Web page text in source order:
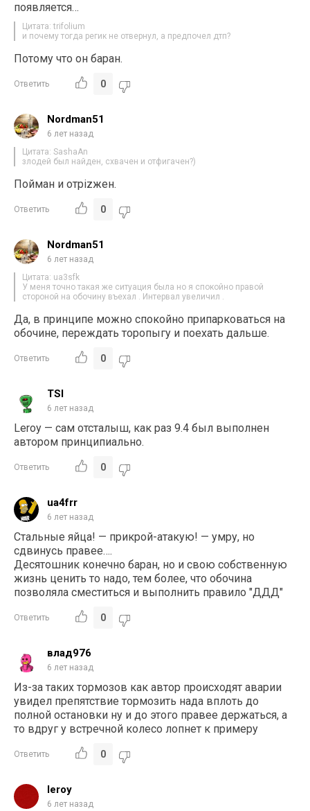
появляется…
Цитата: trifolium
и почему тогда регик не отвернул, а предпочел дтп?
Потому что он баран.
Ответить 0
Nordman51
6 лет назад
Цитата: SashaAn
злодей был найден, схвачен и отфигачен?)
Пойман и отpizжен.
Ответить 0
Nordman51
6 лет назад
Цитата: ua3sfk
У меня точно такая же ситуация была но я спокойно правой
стороной на обочину въехал . Интервал увеличил .
Да, в принципе можно спокойно припарковаться на
обочине, переждать торопыгу и поехать дальше.
Ответить 0
TSI
6 лет назад
Leroy — сам отсталыш, как раз 9.4 был выполнен
автором принципиально.
Ответить 0
ua4frr
6 лет назад
Стальные яйца! — прикрой-атакую! — умру, но
сдвинусь правее….
Десятошник конечно баран, но и свою собственную
жизнь ценить то надо, тем более, что обочина
позволяла сместиться и выполнить правило "ДДД"
Ответить 0
влад976
6 лет назад
Из-за таких тормозов как автор происходят аварии
увидел препятствие тормозить нада вплоть до
полной остановки ну и до этого правее держаться, а
то вдруг у встречной колесо лопнет к примеру
Ответить 0
leroy
6 лет назад